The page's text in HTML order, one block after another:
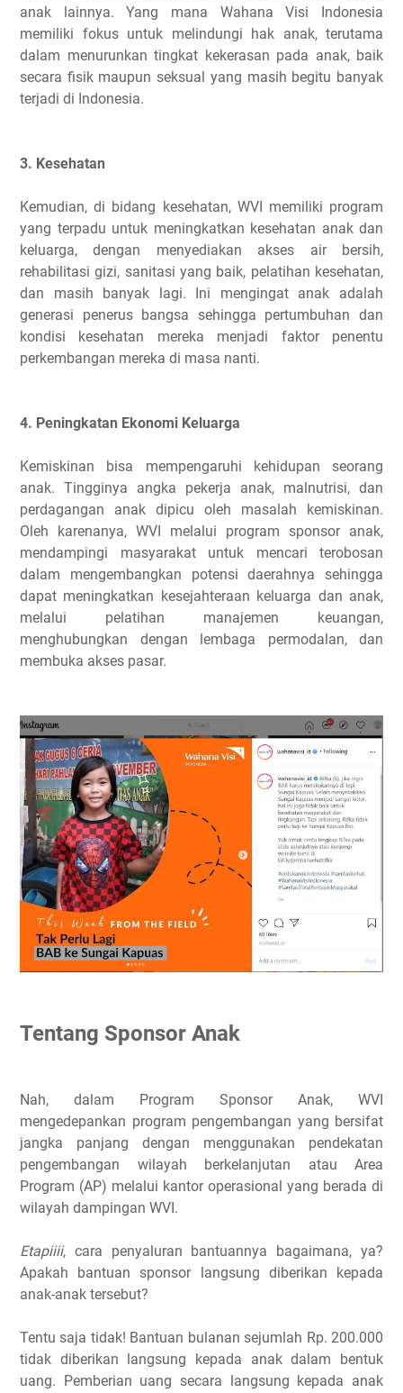
anak lainnya. Yang mana Wahana Visi Indonesia
memiliki fokus untuk melindungi hak anak, terutama
dalam menurunkan tingkat kekerasan pada anak, baik
secara fisik maupun seksual yang masih begitu banyak
terjadi di Indonesia.
3. Kesehatan
Kemudian, di bidang kesehatan, WVI memiliki program
yang terpadu untuk meningkatkan kesehatan anak dan
keluarga, dengan menyediakan akses air bersih,
rehabilitasi gizi, sanitasi yang baik, pelatihan kesehatan,
dan masih banyak lagi. Ini mengingat anak adalah
generasi penerus bangsa sehingga pertumbuhan dan
kondisi kesehatan mereka menjadi faktor penentu
perkembangan mereka di masa nanti.
4. Peningkatan Ekonomi Keluarga
Kemiskinan bisa mempengaruhi kehidupan seorang
anak. Tingginya angka pekerja anak, malnutrisi, dan
perdagangan anak dipicu oleh masalah kemiskinan.
Oleh karenanya, WVI melalui program sponsor anak,
mendampingi masyarakat untuk mencari terobosan
dalam mengembangkan potensi daerahnya sehingga
dapat meningkatkan kesejahteraan keluarga dan anak,
melalui pelatihan manajemen keuangan,
menghubungkan dengan lembaga permodalan, dan
membuka akses pasar.
Tentang Sponsor Anak
Nah, dalam Program Sponsor Anak, WVI
mengedepankan program pengembangan yang bersifat
jangka panjang dengan menggunakan pendekatan
pengembangan wilayah berkelanjutan atau Area
Program (AP) melalui kantor operasional yang berada di
wilayah dampingan WVI.
Etapiiii, cara penyaluran bantuannya bagaimana, ya?
Apakah bantuan sponsor langsung diberikan kepada
anak-anak tersebut?
Tentu saja tidak! Bantuan bulanan sejumlah Rp. 200.000
tidak diberikan langsung kepada anak dalam bentuk
uang. Pemberian uang secara langsung kepada anak